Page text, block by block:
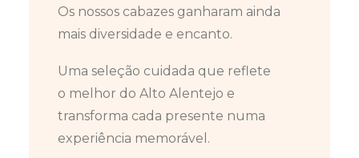
Os nossos cabazes ganharam ainda
mais diversidade e encanto.
Uma seleção cuidada que reflete
o melhor do Alto Alentejo e
transforma cada presente numa
experiência memorável.